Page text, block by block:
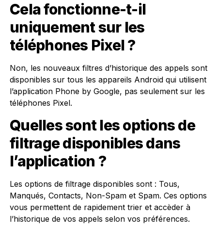
Cela fonctionne-t-il
uniquement sur les
téléphones Pixel ?
Non, les nouveaux filtres d’historique des appels sont
disponibles sur tous les appareils Android qui utilisent
l’application Phone by Google, pas seulement sur les
téléphones Pixel.
Quelles sont les options de
filtrage disponibles dans
l’application ?
Les options de filtrage disponibles sont : Tous,
Manqués, Contacts, Non-Spam et Spam. Ces options
vous permettent de rapidement trier et accèder à
l’historique de vos appels selon vos préférences.